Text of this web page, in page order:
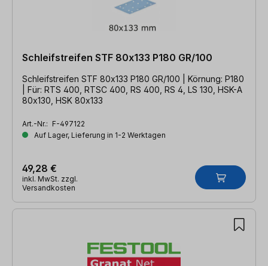
Schleifstreifen STF 80x133 P180 GR/100
Schleifstreifen STF 80x133 P180 GR/100 | Körnung: P180
| Für: RTS 400, RTSC 400, RS 400, RS 4, LS 130, HSK-A
80x130, HSK 80x133
Art.-Nr.: F-497122
Auf Lager, Lieferung in 1-2 Werktagen
49,28 €
inkl. MwSt. zzgl.
Versandkosten